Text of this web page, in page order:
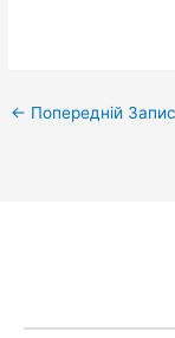
← Попередній Запис